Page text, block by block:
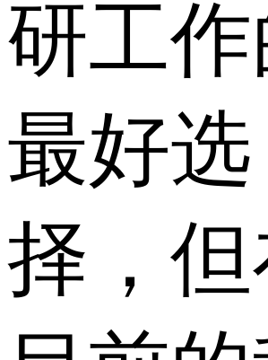
研工作
最好选
择，但